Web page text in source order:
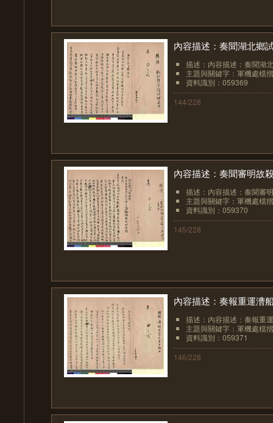
內容描述：奏聞湖北鄉
描述：內容描述：奏聞湖
主題與關鍵字：軍機處檔
資料識別：059369
144/228
內容描述：奏聞審明故
描述：內容描述：奏聞審
主題與關鍵字：軍機處檔
資料識別：059370
145/228
內容描述：奏報重運漕
描述：內容描述：奏報重
主題與關鍵字：軍機處檔
資料識別：059371
146/228